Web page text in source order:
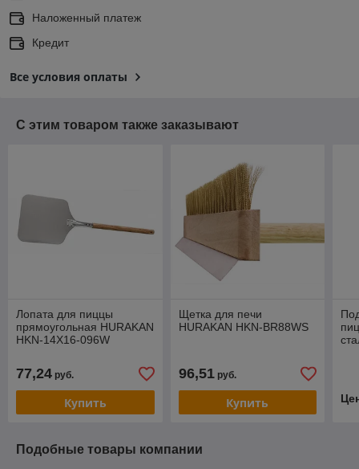
Наложенный платеж
Кредит
Все условия оплаты
С этим товаром также заказывают
Лопата для пиццы
прямоугольная HURAKAN
HKN-14X16-096W
77,24 руб.
Купить
Щетка для печи
HURAKAN HKN-BR88WS
96,51руб.
Купить
Подобные товары компании